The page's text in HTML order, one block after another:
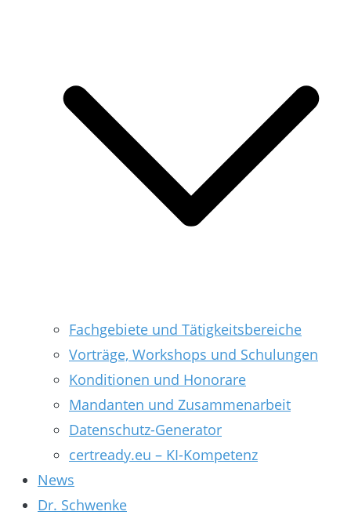
Fachgebiete und Tätigkeitsbereiche
Vorträge, Workshops und Schulungen
Konditionen und Honorare
Mandanten und Zusammenarbeit
Datenschutz-Generator
certready.eu – KI-Kompetenz
News
Dr. Schwenke